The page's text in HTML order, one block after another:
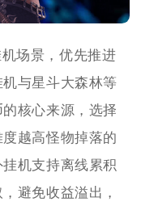
场景，优先推进
与星斗大森林等
核心来源，选择
越高怪物掉落的
机支持离线累积
避免收益溢出，